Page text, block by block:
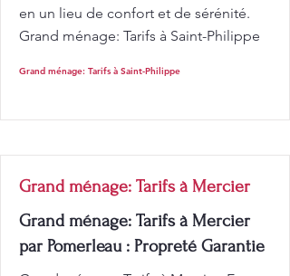
en un lieu de confort et de sérénité.
Grand ménage: Tarifs à Saint-Philippe
Grand ménage: Tarifs à Saint-Philippe
Grand ménage: Tarifs à Mercier
Grand ménage: Tarifs à Mercier
par Pomerleau : Propreté Garantie